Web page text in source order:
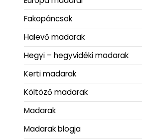
Fakopáncsok
Halevő madarak
Hegyi – hegyvidéki madarak
Kerti madarak
Költöző madarak
Madarak
Madarak blogja